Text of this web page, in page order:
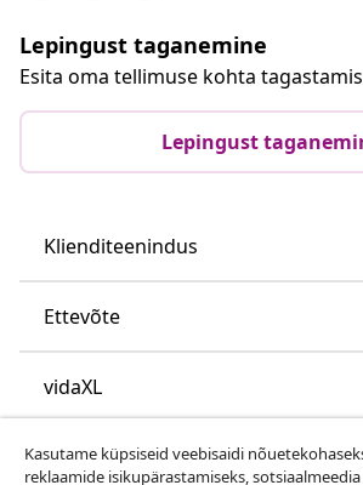
Lepingust taganemine
Esita oma tellimuse kohta
Lepingust
Klienditeenindus
Ettevõte
vidaXL
Vaata rohkem
Kasutame küpsiseid veebisaidi
reklaamide isikupärastamiseks,